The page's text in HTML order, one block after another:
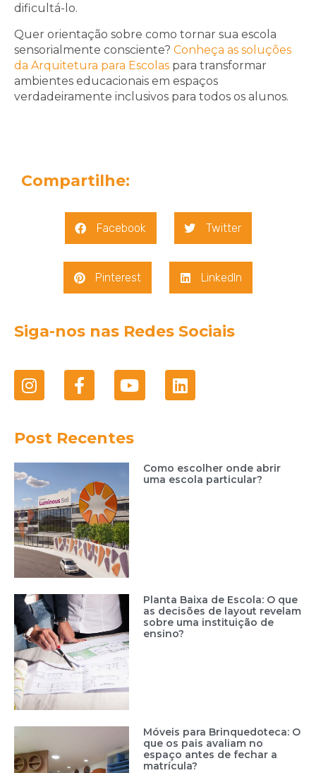
dificultá-lo.
Quer orientação sobre como tornar sua escola
sensorialmente consciente? Conheça as soluções
da Arquitetura para Escolas para transformar
ambientes educacionais em espaços
verdadeiramente inclusivos para todos os alunos.
Compartilhe:
Facebook Twitter
Pinterest LinkedIn
Siga-nos nas Redes Sociais
Post Recentes
Como escolher onde abrir
uma escola particular?
Planta Baixa de Escola: O que
as decisões de layout revelam
sobre uma instituição de
ensino?
Móveis para Brinquedoteca: O
que os pais avaliam no
espaço antes de fechar a
matrícula?